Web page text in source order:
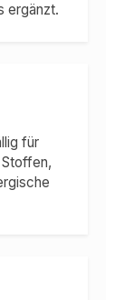
ergänzt.
für